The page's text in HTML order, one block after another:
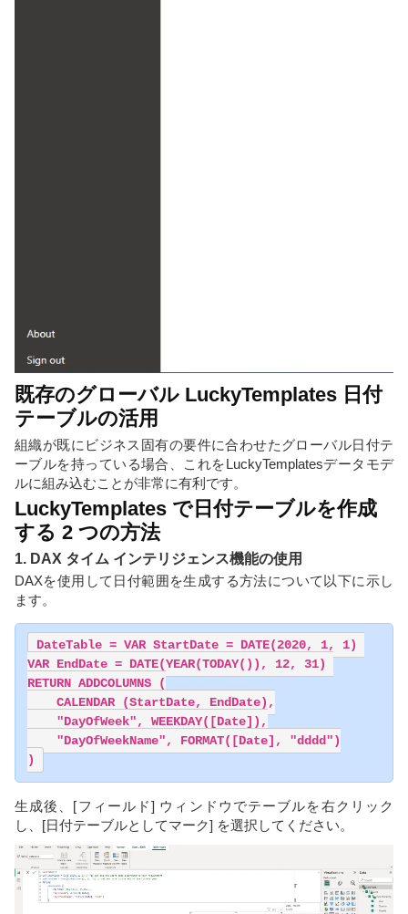
既存のグローバル LuckyTemplates 日付
テーブルの活用
組織が既にビジネス固有の要件に合わせたグローバル日付テ
ーブルを持っている場合、これをLuckyTemplatesデータモデ
ルに組み込むことが非常に有利です。
LuckyTemplates で日付テーブルを作成
する 2 つの方法
1. DAX タイム インテリジェンス機能の使用
DAXを使用して日付範囲を生成する方法について以下に示し
ます。
DateTable = VAR StartDate = DATE(2020, 1, 1)
VAR EndDate = DATE(YEAR(TODAY()), 12, 31)
RETURN ADDCOLUMNS (
    CALENDAR (StartDate, EndDate),
    "DayOfWeek", WEEKDAY([Date]),
    "DayOfWeekName", FORMAT([Date], "dddd")
)
生成後、[フィールド] ウィンドウでテーブルを右クリック
し、[日付テーブルとしてマーク] を選択してください。